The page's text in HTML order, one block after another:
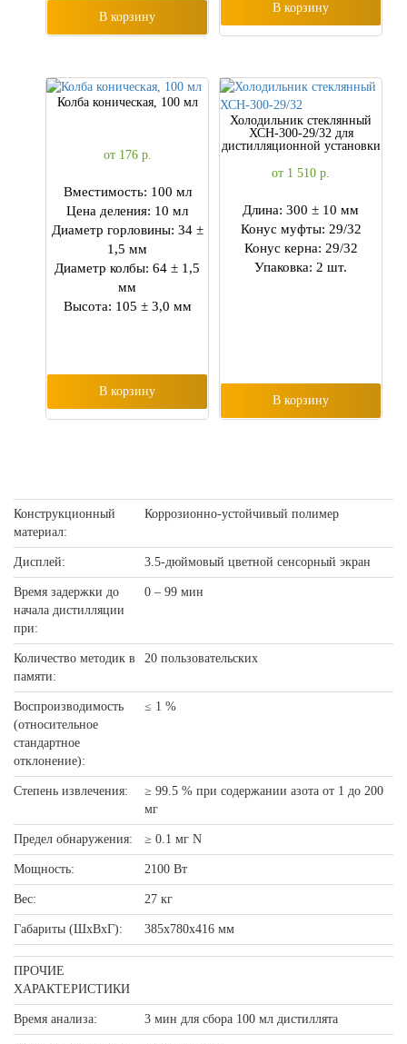
В корзину
В корзину
Колба коническая, 100 мл
от 176 р.
Вместимость: 100 мл
Цена деления: 10 мл
Диаметр горловины: 34 ±
1,5 мм
Диаметр колбы: 64 ± 1,5
мм
Высота: 105 ± 3,0 мм
В корзину
Холодильник стеклянный
ХСН-300-29/32 для
дистилляционной установки
от 1 510р.
Длина: 300 ± 10 мм
Конус муфты: 29/32
Конус керна: 29/32
Упаковка: 2 шт.
В корзину
Конструкционный
материал:
Коррозионно-устойчивый полимер
Дисплей: 3.5-дюймовый цветной сенсорный экран
Время задержки до
начала дистилляции
при:
0 – 99 мин
Количество методик в
памяти:
20 пользовательских
Воспроизводимость
(относительное
стандартное
отклонение):
≤ 1 %
Степень извлечения:
≥ 99.5 % при содержании азота от 1 до 200
мг
Предел обнаружения: ≥ 0.1 мг N
Мощность: 2100 Вт
Вес: 27 кг
Габариты (ШxВxГ): 385x780x416 мм
ПРОЧИЕ
ХАРАКТЕРИСТИКИ
Время анализа: 3 мин для сбора 100 мл дистиллята